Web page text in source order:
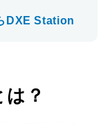
DXE Station
？